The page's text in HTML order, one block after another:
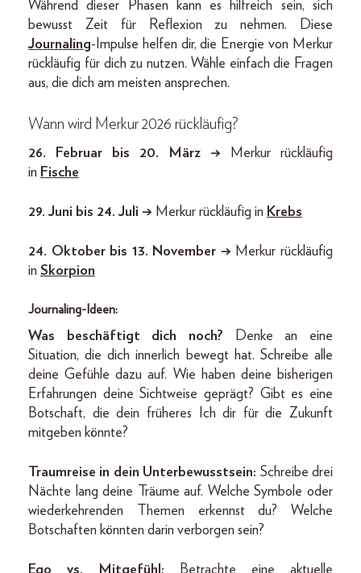
Während dieser Phasen kann es hilfreich sein, sich
bewusst Zeit für Reflexion zu nehmen. Diese
Journaling-Impulse helfen dir, die Energie von Merkur
rückläufig für dich zu nutzen. Wähle einfach die Fragen
aus, die dich am meisten ansprechen.
Wann wird Merkur 2026 rückläufig?
26. Februar bis 20. März →
Merkur rückläufig
in Fische
29. Juni bis 24. Juli → Merkur rückläufig in Krebs
24. Oktober bis 13. November → Merkur rückläufig
in Skorpion
Journaling-Ideen:
Was beschäftigt dich noch? Denke an eine
Situation, die dich innerlich bewegt hat. Schreibe alle
deine Gefühle dazu auf. Wie haben deine bisherigen
Erfahrungen deine Sichtweise geprägt? Gibt es eine
Botschaft, die dein früheres Ich dir für die Zukunft
mitgeben könnte?
Traumreise in dein Unterbewusstsein: Schreibe drei
Nächte lang deine Träume auf. Welche Symbole oder
wiederkehrenden Themen erkennst du? Welche
Botschaften könnten darin verborgen sein?
Ego vs. Mitgefühl: Betrachte eine aktuelle